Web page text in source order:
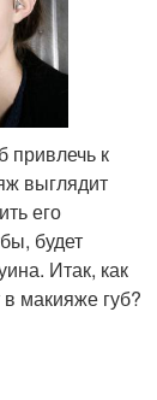
привлечь к
выглядит
его
будет
Итак, как
макияже губ?